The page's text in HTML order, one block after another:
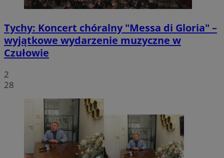
Tychy: Koncert chóralny "Messa di Gloria" –
wyjątkowe wydarzenie muzyczne w
Czułowie
2
28